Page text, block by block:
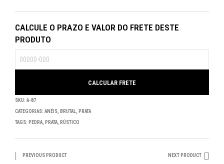
CALCULE O PRAZO E VALOR DO FRETE DESTE
PRODUTO
SKU: A-87
CATEGORIAS: ANÉIS BRUTAL
PRATA
TAGS: PEDRA PRATA RÚSTICO
PREVIOUS PRODUCT NEXT PRODUCT